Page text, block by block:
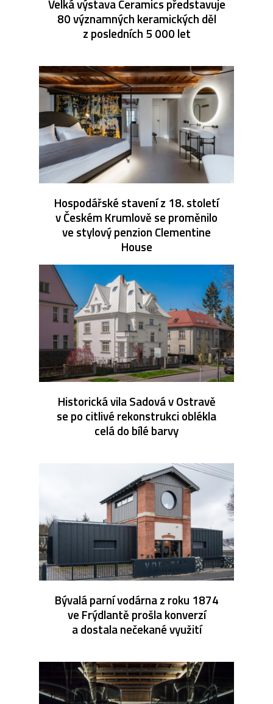
Velká výstava Ceramics představuje
80 významných keramických děl
z posledních 5 000 let
Hospodářské stavení z 18. století
v Českém Krumlově se proměnilo
ve stylový penzion Clementine
House
Historická vila Sadová v Ostravě
se po citlivé rekonstrukci oblékla
celá do bílé barvy
Bývalá parní vodárna z roku 1874
ve Frýdlantě prošla konverzí
a dostala nečekané využití